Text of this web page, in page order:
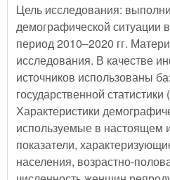
Цель исследования:
демографической ситуации
период 2010–2020 гг.
исследования. В качестве
источников использованы
государственной статистики
Характеристики
используемые в настоящем
показатели,
населения, возрастно-